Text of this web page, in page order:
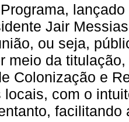
Jair
ou seja,
meio da
Colonização e
locais, com o